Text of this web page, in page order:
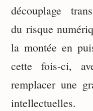
découplage
du risque
la montée en
cette fois-ci,
remplacer une
intellectuelles.